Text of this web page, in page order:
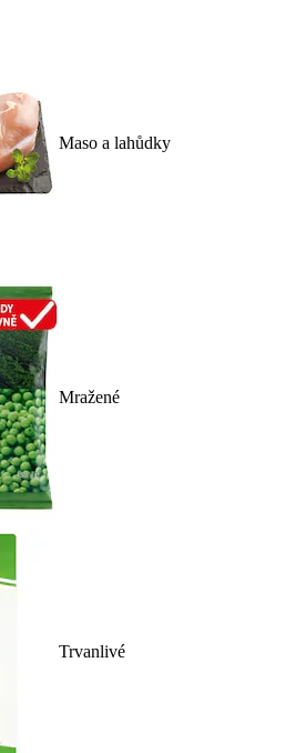
Maso a lahůdky
Mražené
Trvanlivé